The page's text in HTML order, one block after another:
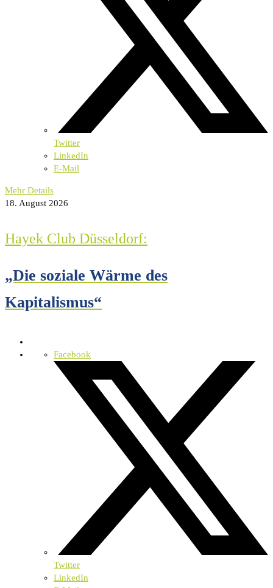
Twitter
LinkedIn
E-Mail
Mehr Details
18. August 2026
Hayek Club Düsseldorf:
„Die soziale Wärme des
Kapitalismus“
Facebook
Twitter
LinkedIn